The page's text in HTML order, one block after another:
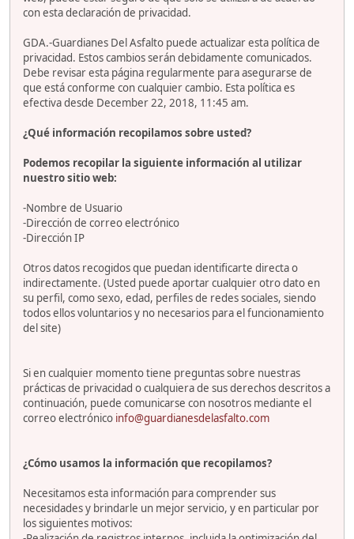
con esta declaración de privacidad.
GDA.-Guardianes Del Asfalto puede actualizar esta política de
privacidad. Estos cambios serán debidamente comunicados.
Debe revisar esta página regularmente para asegurarse de
que está conforme con cualquier cambio. Esta política es
efectiva desde December 22, 2018, 11:45 am.
¿Qué información recopilamos sobre usted?
Podemos recopilar la siguiente información al utilizar
nuestro sitio web:
-Nombre de Usuario
-Dirección de correo electrónico
-Dirección IP
Otros datos recogidos que puedan identificarte directa o
indirectamente. (Usted puede aportar cualquier otro dato en
su perfil, como sexo, edad, perfiles de redes sociales, siendo
todos ellos voluntarios y no necesarios para el funcionamiento
del site)
Si en cualquier momento tiene preguntas sobre nuestras
prácticas de privacidad o cualquiera de sus derechos descritos a
continuación, puede comunicarse con nosotros mediante el
correo electrónico info@guardianesdelasfalto.com
¿Cómo usamos la información que recopilamos?
Necesitamos esta información para comprender sus
necesidades y brindarle un mejor servicio, y en particular por
los siguientes motivos: